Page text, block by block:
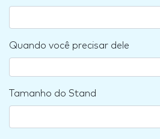
Quando você precisar dele
Tamanho do Stand